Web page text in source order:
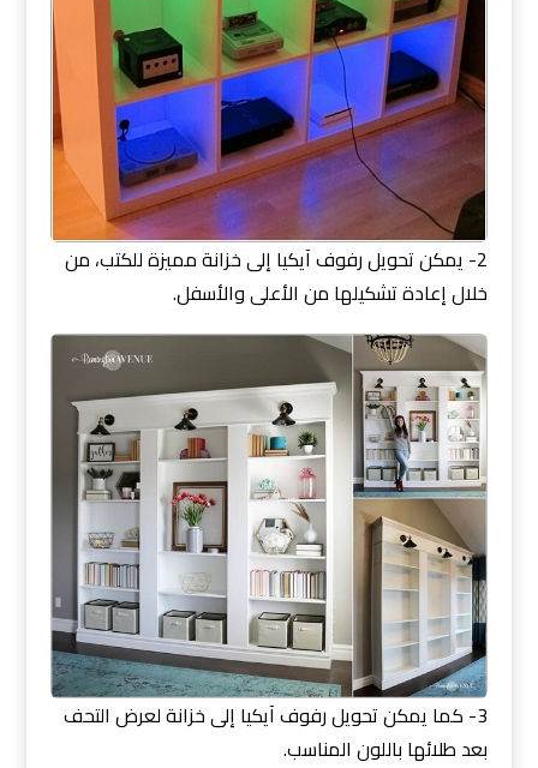
2- يمكن تحويل رفوف آيكيا إلى خزانة مميزة للكتب، من
خلال إعادة تشكيلها من الأعلى والأسفل.
3- كما يمكن تحويل رفوف آيكيا إلى خزانة لعرض التحف
بعد طلائها باللون المناسب.